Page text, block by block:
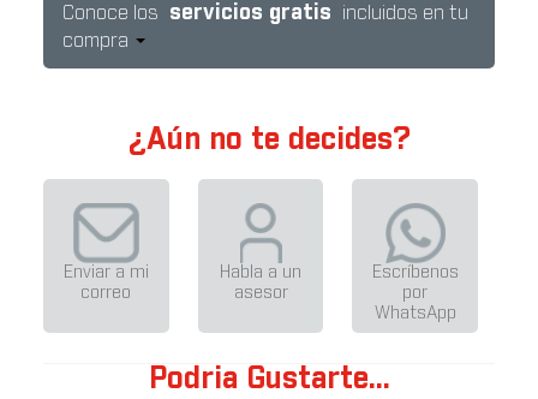
Conoce los servicios gratis
incluidos en tu
compra
¿Aún no te decides?
Enviar a mi
correo
Habla a un
asesor
Escríbenos
por
WhatsApp
Podria Gustarte...